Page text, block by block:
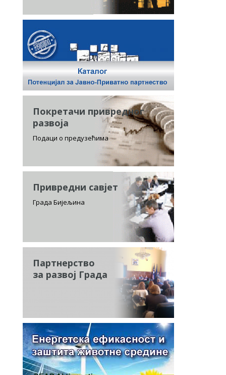
Покретачи привредног
развоја
Подаци о предузећима
Привредни савјет
Града Бијељина
Партнерство
за развој Града